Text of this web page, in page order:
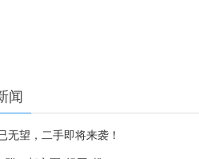
闻
无望，二手即将来袭！